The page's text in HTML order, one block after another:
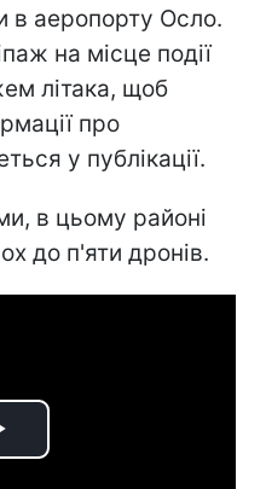
в аеропорту Осло.
на місце події
літака, щоб
про
у публікації.
в цьому районі
до п'яти дронів.